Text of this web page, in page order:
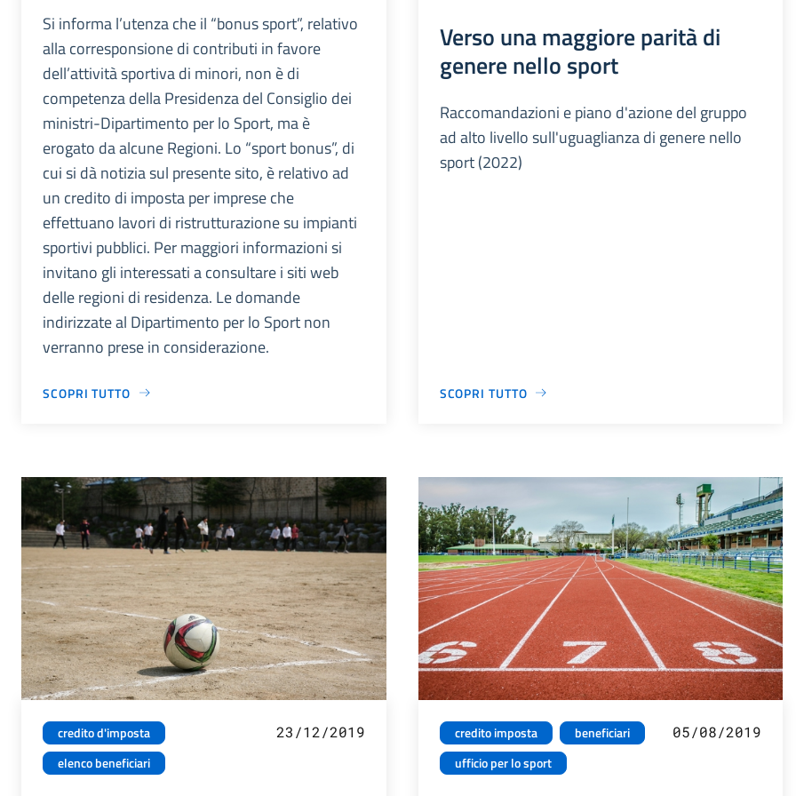
Si informa l’utenza che il “bonus sport”, relativo
alla corresponsione di contributi in favore
dell’attività sportiva di minori, non è di
competenza della Presidenza del Consiglio dei
ministri-Dipartimento per lo Sport, ma è
erogato da alcune Regioni. Lo “sport bonus”, di
cui si dà notizia sul presente sito, è relativo ad
un credito di imposta per imprese che
effettuano lavori di ristrutturazione su impianti
sportivi pubblici. Per maggiori informazioni si
invitano gli interessati a consultare i siti web
delle regioni di residenza. Le domande
indirizzate al Dipartimento per lo Sport non
verranno prese in considerazione.
SCOPRI TUTTO
Verso una maggiore parità di
genere nello sport
Raccomandazioni e piano d'azione del gruppo
ad alto livello sull'uguaglianza di genere nello
sport (2022)
SCOPRI TUTTO
credito d'imposta
elenco beneficiari
23/12/2019 credito imposta
beneficiari
ufficio per lo sport
05/08/2019